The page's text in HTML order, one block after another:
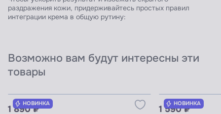
раздражения кожи, придерживайтесь простых правил
интеграции крема в общую рутину:
Возможно вам будут интересны эти
товары
НОВИНКА
1 890 ₽ НОВИНКА
1 590 ₽